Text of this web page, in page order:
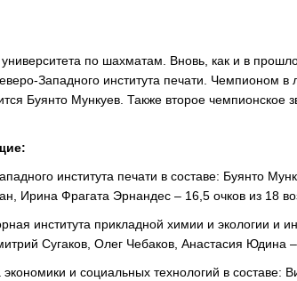
по шахматам. Вновь, как и в
Западного института печати. Чемпионом в
Буянто Мункуев. Также второе чемпионское
института печати в составе: Буянто
Ирина Фрагата Эрнандес – 16,5 очков из 18
института прикладной химии и экологии и
Сугаков, Олег Чебаков, Анастасия Юдина
и социальных технологий в составе: